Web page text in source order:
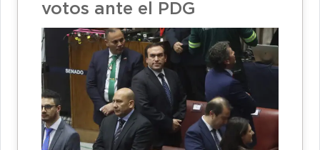
votos ante el PDG